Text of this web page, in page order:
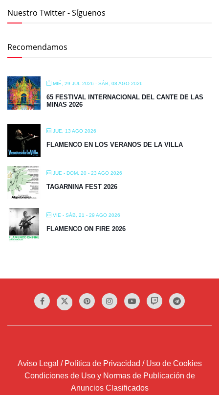
Nuestro Twitter - Síguenos
Recomendamos
MIÉ, 29 JUL 2026 - SÁB, 08 AGO 2026
65 FESTIVAL INTERNACIONAL DEL CANTE DE LAS
MINAS 2026
JUE, 13 AGO 2026
FLAMENCO EN LOS VERANOS DE LA VILLA
JUE - DOM, 20 - 23 AGO 2026
TAGARNINA FEST 2026
VIE - SÁB, 21 - 29 AGO 2026
FLAMENCO ON FIRE 2026
Aviso Legal / Política de Privacidad / Uso de Cookies
Condiciones de Uso y Normas de Publicación de
Anuncios Clasificados